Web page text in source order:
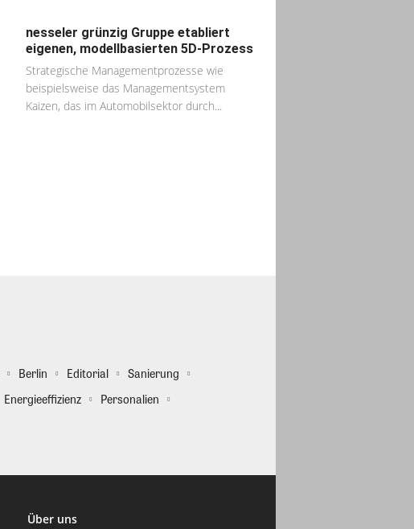
nesseler grünzig Gruppe etabliert
eigenen, modellbasierten 5D-Prozess
Strategische Managementprozesse wie
beispielsweise das Managementsystem
Kaizen, das im Automobilsektor durch...
Berlin Editorial
Sanierung
Energieeffizienz
Personalien
Über uns